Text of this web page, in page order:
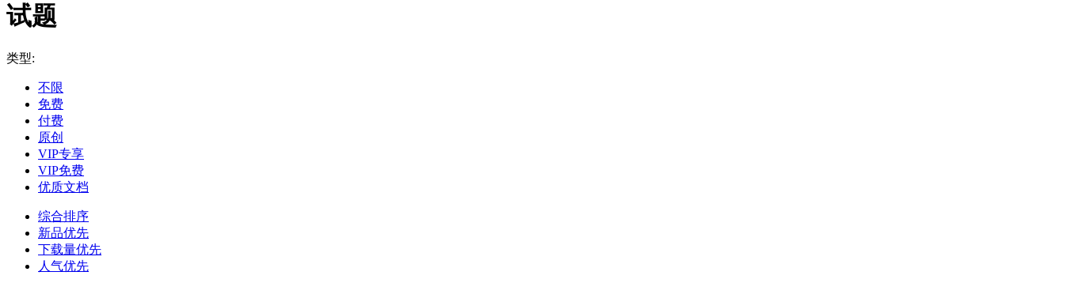
试题
类型:
不限
免费
付费
原创
VIP专享
VIP免费
优质文档
综合排序
新品优先
下载量优先
人气优先